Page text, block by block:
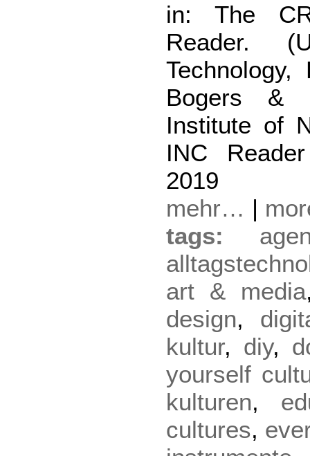
in: The
Reader.
Bogers &
Institute of
INC
2019
mehr… |
tags:
art & media
design,
kultur, diy,
yourself
kulturen,
cultures,